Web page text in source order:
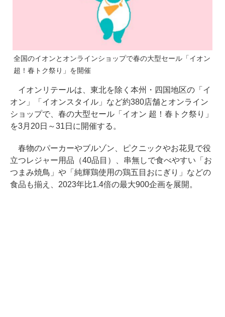
全国のイオンとオンラインショップで春の大型セール「イオン
超！春トク祭り」を開催
イオンリテールは、東北を除く本州・四国地区の「イ
オン」「イオンスタイル」など約380店舗とオンライン
ショップで、春の大型セール「イオン 超！春トク祭り」
を3月20日～31日に開催する。
春物のパーカーやブルゾン、ピクニックやお花見で役
立つレジャー用品（40品目）、串無しで食べやすい「お
つまみ焼鳥」や「純輝鶏使用の鶏五目おにぎり」などの
食品も揃え、2023年比1.4倍の最大900企画を展開。